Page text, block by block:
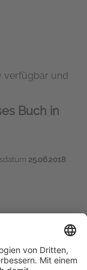
verfügbar und
Buch in
25.06.2018
Sie dabei
Hashtag-